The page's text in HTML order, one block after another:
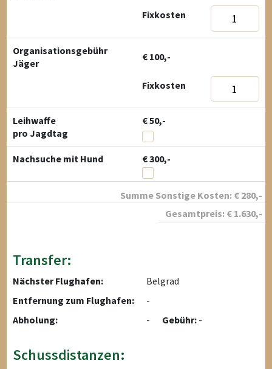
Fixkosten
Organisationsgebühr
Jäger
€ 100,-
Fixkosten
Leihwaffe
€ 50,-
pro Jagdtag
Nachsuche mit Hund € 300,-
Summe Sonstige Kosten: € 280,-
Gesamtpreis: € 1.630,-
Transfer:
Nächster Flughafen:
Belgrad
Entfernung zum Flughafen:
-
Abholung:
- Gebühr: -
Schussdistanzen: